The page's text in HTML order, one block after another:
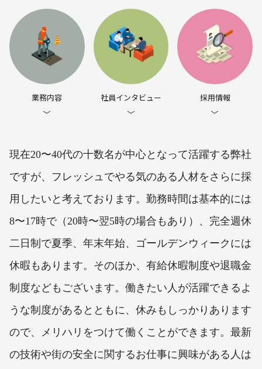
業務内容 社員インタビュー 採用情報
現在20〜40代の十数名が中心となって活躍する弊社
ですが、フレッシュでやる気のある人材をさらに採
用したいと考えております。勤務時間は基本的には
8〜17時で（20時〜翌5時の場合もあり）、完全週休
二日制で夏季、年末年始、ゴールデンウィークには
休暇もあります。そのほか、有給休暇制度や退職金
制度などもございます。働きたい人が活躍できるよ
うな制度があるとともに、休みもしっかりあります
ので、メリハリをつけて働くことができます。最新
の技術や街の安全に関するお仕事に興味がある人は